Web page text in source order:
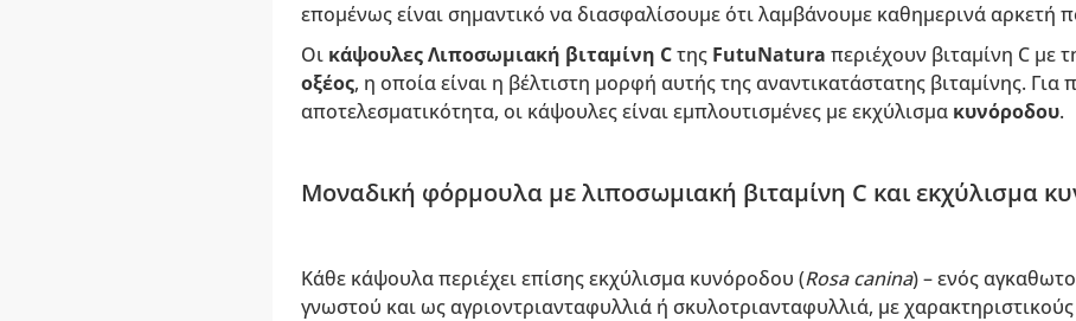
επομένως είναι σημαντικό να διασφαλίσουμε ότι λαμβάνουμε καθημερινά αρκετή
Οι κάψουλες Λιποσωμιακή βιταμίνη Cτης FutuNatura περιέχουν βιταμίνη C με
οξέος, η οποία είναι η βέλτιστη μορφή αυτής της αναντικατάστατης βιταμίνης. Για
αποτελεσματικότητα, οι κάψουλες είναι εμπλουτισμένες με εκχύλισμα κυνόροδου.
Μοναδική φόρμουλα με λιποσωμιακή βιταμίνη C και εκχύλισμα
Κάθε κάψουλα περιέχει επίσης εκχύλισμα κυνόροδου (Rosa canina) – ενός
γνωστού και ως αγριοντριανταφυλλιά ή σκυλοτριανταφυλλιά, με χαρακτηριστικούς